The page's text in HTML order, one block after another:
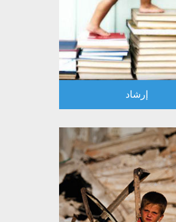
إرشاد